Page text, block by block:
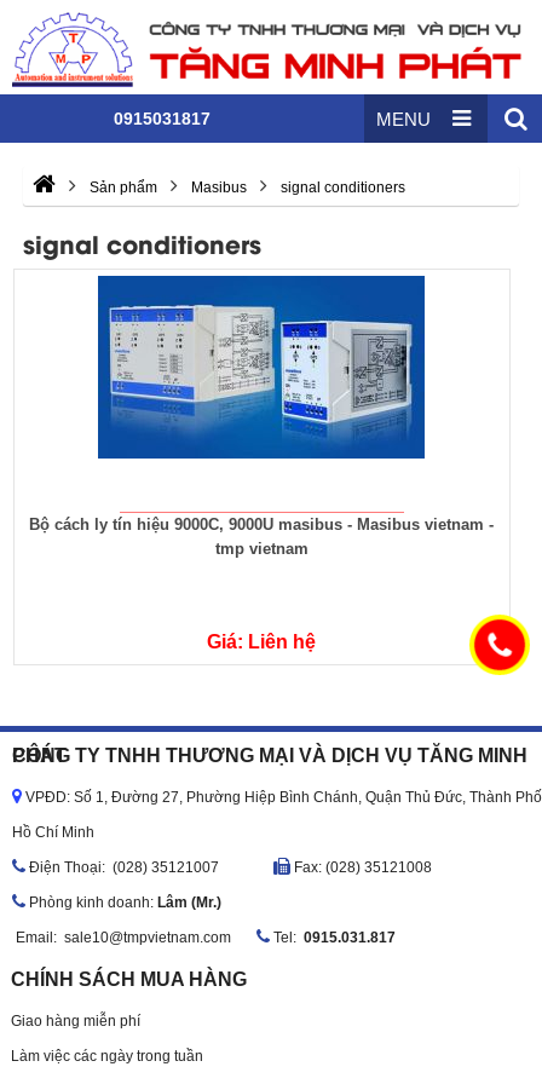
0915031817 MENU
Sản phẩm Masibus signal conditioners
signal conditioners
Bộ cách ly tín hiệu 9000C, 9000U masibus - Masibus vietnam -
tmp vietnam
Giá: Liên hệ
CÔNG TY TNHH THƯƠNG MẠI VÀ DỊCH VỤ TĂNG MINH PHÁT
VPĐD: Số 1, Đường 27, Phường Hiệp Bình Chánh, Quận Thủ Đức, Thành Phố
Hồ Chí Minh
Ðiện Thoại: (028) 35121007 Fax: (028) 35121008
Phòng kinh doanh: Lâm (Mr.)
Email: sale10@tmpvietnam.com Tel: 0915.031.817
CHÍNH SÁCH MUA HÀNG
Giao hàng miễn phí
Làm việc các ngày trong tuần